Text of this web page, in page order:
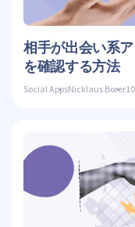
相手が出会い系
を確認する方法
Social AppsNicklaus Borer